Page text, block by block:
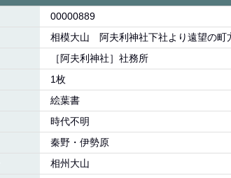
00000889
相模大山 阿夫利神社下社より遠望の町
［阿夫利神社］社務所
1枚
絵葉書
時代不明
秦野・伊勢原
相州大山